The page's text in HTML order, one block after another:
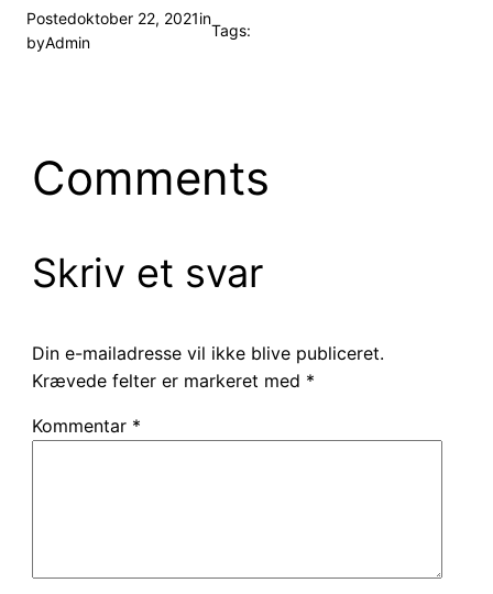
Postedoktober 22, 2021in
byAdmin
Tags:
Comments
Skriv et svar
Din e-mailadresse vil ikke blive publiceret.
Krævede felter er markeret med *
Kommentar *